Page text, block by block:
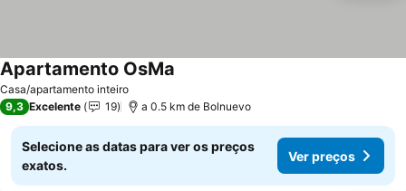
Casa/apartamento inteiro
Apartamento OsMa
9,3 Excelente 19 a 0.5 km de Bolnuevo
Selecione as datas para ver os preços
exatos.
Ver preços